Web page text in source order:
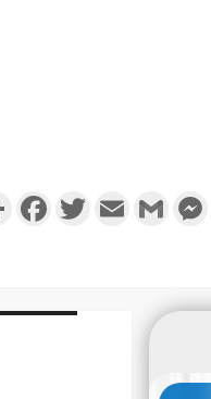
PartagerFacebookTwitterEmail Gmail